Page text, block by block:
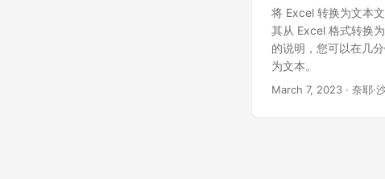
将 Excel 转换为文本
其从 Excel 格式转换
的说明，您可以在几
为文本。
March 7, 2023 · 奈耶·